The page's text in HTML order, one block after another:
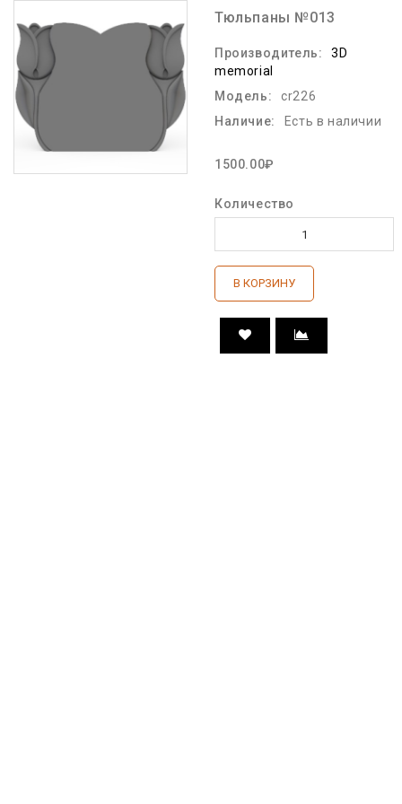
Тюльпаны №013
Производитель:
3D
memorial
Модель:
cr226
Наличие:
Есть в наличии
1500.00₽
Количество
В КОРЗИНУ